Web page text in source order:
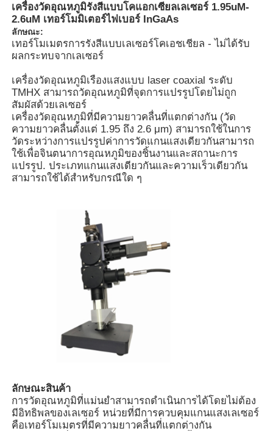
ผลิตภัณฑ์
วิดีโอ
เครื่องวัดอุณหภูมิรังสีแบบโคแอกเซียลเลเซอร์ 1.95uM-
2.6uM เทอร์โมมิเตอร์ไฟเบอร์ InGaAs
ลักษณะ:
เทอร์โมเมตรการรังสีแบบเลเซอร์โคเอชเชียล - ไม่ได้รับ
ผลกระทบจากเลเซอร์
เครื่องวัดอุณหภูมิเรืองแสงแบบ laser coaxial ระดับ
TMHX สามารถวัดอุณหภูมิที่จุดการแปรรูปโดยไม่ถูก
สัมผัสด้วยเลเซอร์
เครื่องวัดอุณหภูมิที่มีความยาวคลื่นที่แตกต่างกัน (วัด
ความยาวคลื่นตั้งแต่ 1.95 ถึง 2.6 μm) สามารถใช้ในการ
วัดระหว่างการแปรรูปค่าการวัดแกนแสงเดียวกันสามารถ
ใช้เพื่อจินตนาการอุณหภูมิของชิ้นงานและสถานะการ
แปรรูป. ประเภทแกนแสงเดียวกันและความเร็วเดียวกัน
สามารถใช้ได้สําหรับกรณีใด ๆ
ลักษณะสินค้า
การวัดอุณหภูมิที่แม่นยําสามารถดําเนินการได้โดยไม่ต้อง
มีอิทธิพลของเลเซอร์ หน่วยที่มีการควบคุมแกนแสงเลเซอร์
คือเทอร์โมเมตรที่มีความยาวคลื่นที่แตกต่างกัน